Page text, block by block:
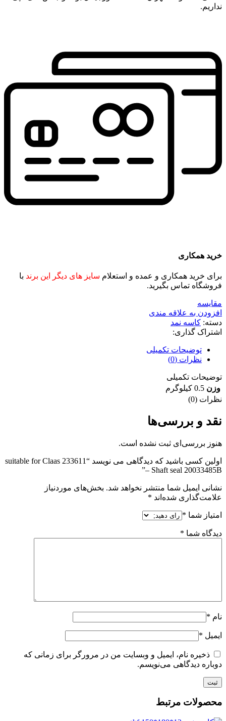
نداریم.
خرید همکاری
برای خرید همکاری و عمده و استعلام سایز های دیگر این برند با
فروشگاه تماس بگیرید.
مقايسه
افزودن به علاقه مندی
دسته: کاسه نمد
اشتراک گذاری:
توضیحات تکمیلی
نظرات (0)
توضیحات تکمیلی
وزن 0.5 کیلوگرم
نظرات (0)
نقد و بررسی‌ها
هنوز بررسی‌ای ثبت نشده است.
اولین کسی باشید که دیدگاهی می نویسد “233611 suitable for Claas
– Shaft seal 20033485B”
نشانی ایمیل شما منتشر نخواهد شد. بخش‌های موردنیاز
علامت‌گذاری شده‌اند *
امتیاز شما *
دیدگاه شما *
نام *
ایمیل *
ذخیره نام، ایمیل و وبسایت من در مرورگر برای زمانی که
دوباره دیدگاهی می‌نویسم.
محصولات مرتبط